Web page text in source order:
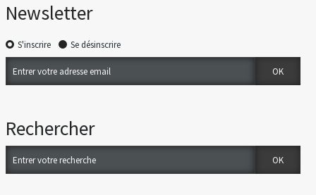
Newsletter
S'inscrire Se désinscrire
Rechercher